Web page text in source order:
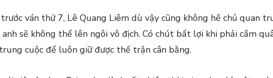
ván thứ 7, Lê Quang Liêm dù vậy cũng không hề chủ quan
sẽ không thể lên ngôi vô địch. Có chút bất lợi khi phải cầm
cuộc để luôn giữ được thế trận cân bằng.